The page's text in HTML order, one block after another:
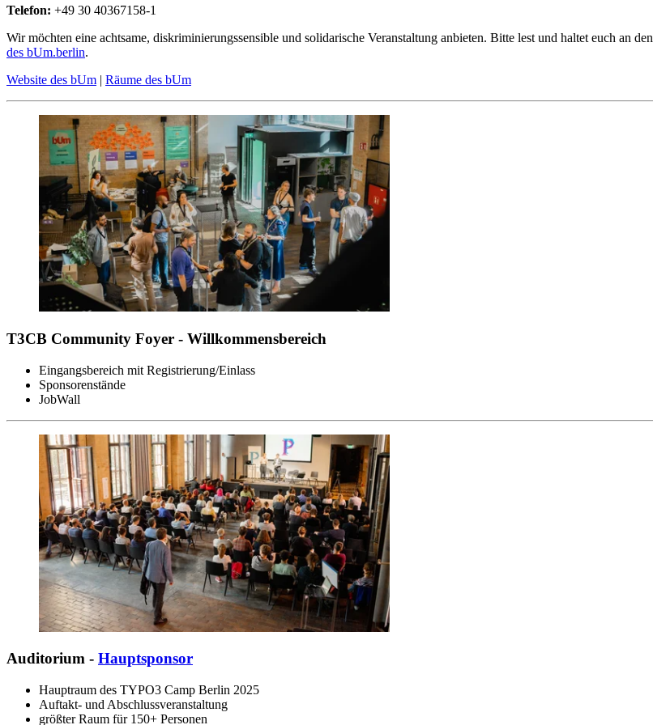
Telefon: +49 30 40367158-1
Wir möchten eine achtsame, diskriminierungssensible und solidarische Veranstaltung anbieten. Bitte lest und haltet euch an den
des bUm.berlin.
Website des bUm | Räume des bUm
T3CB Community Foyer - Willkommensbereich
Eingangsbereich mit Registrierung/Einlass
Sponsorenstände
JobWall
Auditorium - Hauptsponsor
Hauptraum des TYPO3 Camp Berlin 2025
Auftakt- und Abschlussveranstaltung
größter Raum für 150+ Personen